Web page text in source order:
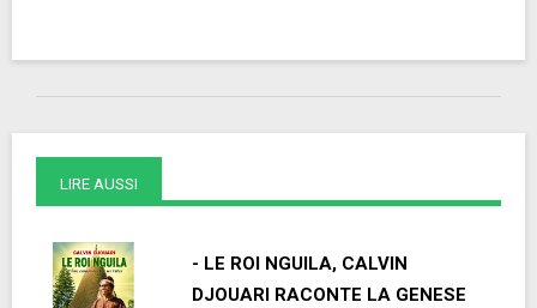
LIRE AUSSI
- LE ROI NGUILA, CALVIN
DJOUARI RACONTE LA GENESE